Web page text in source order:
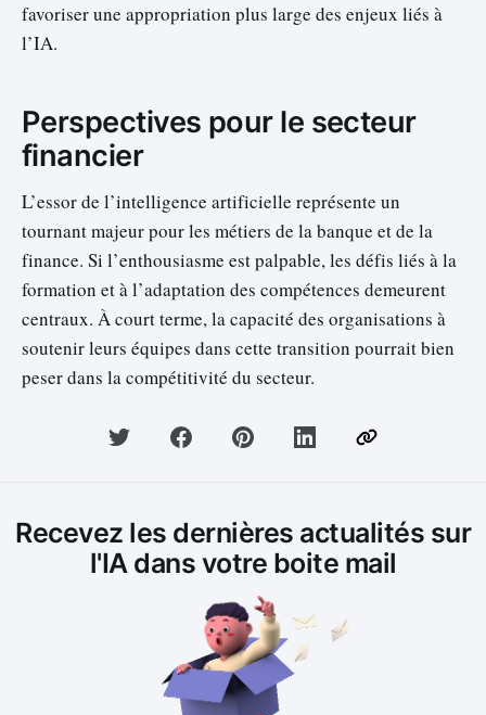
favoriser une appropriation plus large des enjeux liés à
l’IA.
Perspectives pour le secteur
financier
L’essor de l’intelligence artificielle représente un
tournant majeur pour les métiers de la banque et de la
finance. Si l’enthousiasme est palpable, les défis liés à la
formation et à l’adaptation des compétences demeurent
centraux. À court terme, la capacité des organisations à
soutenir leurs équipes dans cette transition pourrait bien
peser dans la compétitivité du secteur.
Recevez les dernières actualités sur
l'IA dans votre boite mail